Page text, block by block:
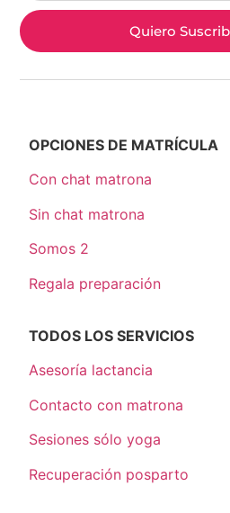
Quiero
OPCIONES DE MATRÍCULA
Con chat matrona
Sin chat matrona
Somos 2
Regala preparación
TODOS LOS SERVICIOS
Asesoría lactancia
Contacto con matrona
Sesiones sólo yoga
Recuperación posparto